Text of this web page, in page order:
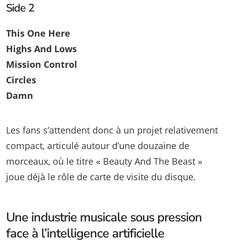
Side 2
This One Here
Highs And Lows
Mission Control
Circles
Damn
Les fans s’attendent donc à un projet relativement
compact, articulé autour d’une douzaine de
morceaux, où le titre « Beauty And The Beast »
joue déjà le rôle de carte de visite du disque.
Une industrie musicale sous pression
face à l’intelligence artificielle